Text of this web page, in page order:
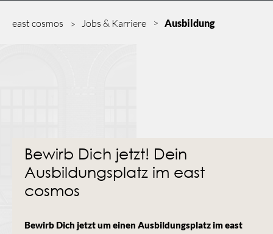
east cosmos Jobs & Karriere Ausbildung
Bewirb Dich jetzt! Dein
Ausbildungsplatz im east
cosmos
Bewirb Dich jetzt um einen Ausbildungsplatz im east